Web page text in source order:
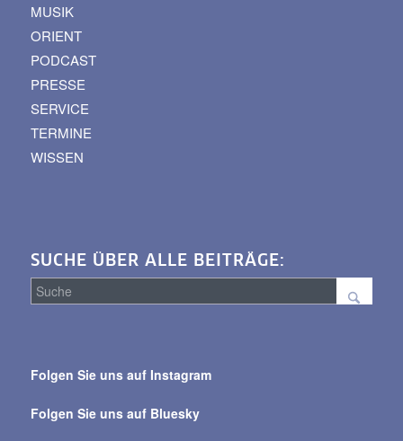
MUSIK
ORIENT
PODCAST
PRESSE
SERVICE
TERMINE
WISSEN
SUCHE ÜBER ALLE BEITRÄGE:
alle
Folgen Sie uns auf Instagram
Folgen Sie uns auf Bluesky